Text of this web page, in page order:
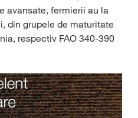
avansate, fermierii au la
din grupele de maturitate
respectiv FAO 340-390